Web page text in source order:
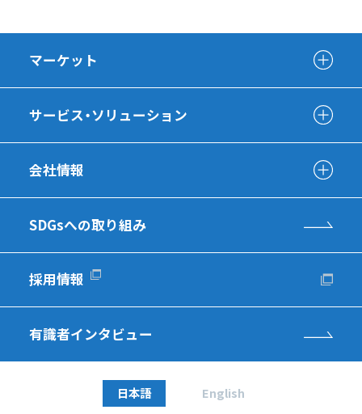
マーケット
サービス・ソリューション
会社情報
SDGsへの取り組み
採用情報
有識者インタビュー
日本語 English